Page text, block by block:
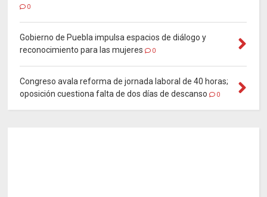
0
Gobierno de Puebla impulsa espacios de diálogo y
reconocimiento para las mujeres
0
Congreso avala reforma de jornada laboral de 40 horas;
oposición cuestiona falta de dos días de descanso
0